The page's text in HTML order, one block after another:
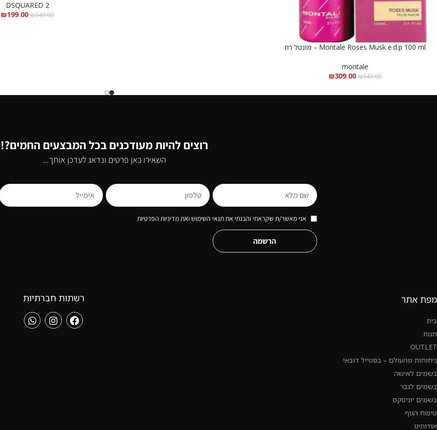
הוספה לסל
Montale Roses Musk e.d.p 100 ml – מונטל רוז
montale
₪349.00
₪309.00
DSQUARED 2
₪349.00
₪199.00
רוצים להיות מעודכנים בכל המבצעים החמים?!
השאירו כאן פרטים ונדאג לעדכן אותך...
אני מאשר/ת שקראתי והבנתי את תנאי השימוש ואת מדיניות הפרטיות
הרשמה
מפת אתר
בית
חנות
OUTLET
ניחוחות מהעולם – בסטייל דובאי
בשמים לאישה
בשמים לגבר
בשמים יוניסקס
טיפוח הגוף
אודותינו
רשתות חברתיות